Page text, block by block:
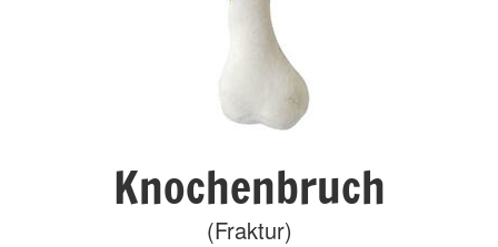
Knochenbruch
(Fraktur)